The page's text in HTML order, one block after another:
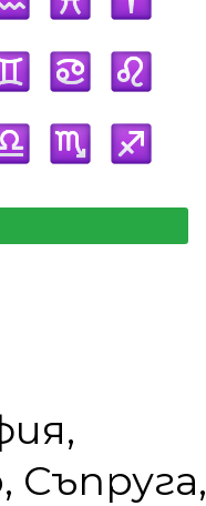
Съпруга,